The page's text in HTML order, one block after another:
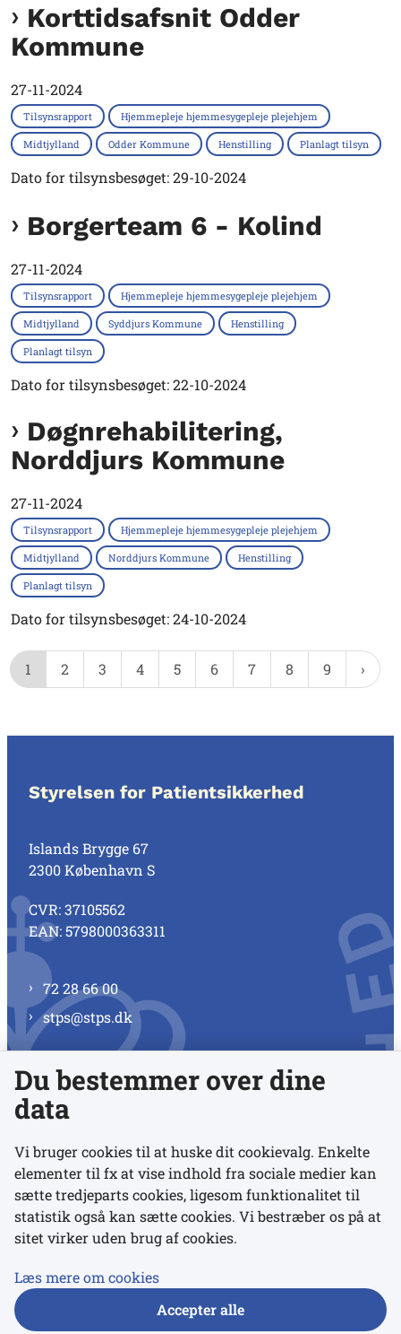
Korttidsafsnit Odder
Kommune
27-11-2024
Tilsynsrapport Hjemmepleje hjemmesygepleje plejehjem
Midtjylland Odder Kommune Henstilling Planlagt tilsyn
Dato for tilsynsbesøget: 29-10-2024
Borgerteam 6 - Kolind
27-11-2024
Tilsynsrapport Hjemmepleje hjemmesygepleje plejehjem
Midtjylland Syddjurs Kommune Henstilling
Planlagt tilsyn
Dato for tilsynsbesøget: 22-10-2024
Døgnrehabilitering,
Norddjurs Kommune
27-11-2024
Tilsynsrapport Hjemmepleje hjemmesygepleje plejehjem
Midtjylland Norddjurs Kommune Henstilling
Planlagt tilsyn
Dato for tilsynsbesøget: 24-10-2024
1 2 3 4 5 6 7 8 9
Styrelsen for Patientsikkerhed
Islands Brygge 67
2300 København S
CVR: 37105562
EAN: 5798000363311
72 28 66 00
stps@stps.dk
Se alle kontaktnumre
Links
Udgivelser
Tilgængelighedserklæring
Du bestemmer over dine
data
Vi bruger cookies til at huske dit cookievalg. Enkelte
elementer til fx at vise indhold fra sociale medier kan
sætte tredjeparts cookies, ligesom funktionalitet til
statistik også kan sætte cookies. Vi bestræber os på at
sitet virker uden brug af cookies.
Læs mere om cookies
Accepter alle